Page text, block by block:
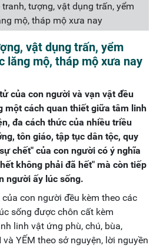
tranh, tượng, vật dụng trấn, yểm
mộ, tháp mộ xưa nay
vật dụng trấn, yểm
lăng mộ, tháp mộ xưa nay
của con người và vạn vật đều
một cách quan thiết giữa tâm linh
đa cách thức của nhiều triều
tôn giáo, tập tục dân tộc, quy
chết" của con người có ý nghĩa
không phải đã hết" mà còn tiếp
người ấy lúc sống.
con người đều kèm theo các
sống được chôn cất kèm
linh vật ứng phù, chú, bùa,
YẾM theo sở nguyện, lời nguyền